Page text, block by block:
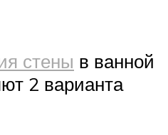
стены в ванной
2 варианта